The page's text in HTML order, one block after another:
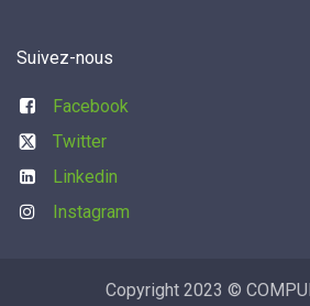
Suivez-nous
Facebook
Twitter
Linkedin
Instagram
Copyright 2023 ©